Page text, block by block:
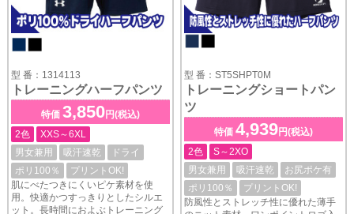
型 番：1314113
トレーニングハーフパンツ
特価 3,850円(税込)
2色
XXS～6XL
男女兼用
吸汗速乾
ドライ
ポリ100％
プリントOK!
肌にべたつきにくいピケ素材を使
用。快適かつすっきりとしたシルエ
ット。長時間におよぶトレーニング
型 番：ST5SHPT0M
トレーニングショートパン
ツ
特価 4,939円(税込)
2色
S～2XO
男女兼用
吸汗速乾
お尻ポケ有
ポリ100％
プリントOK!
防風性とストレッチ性に優れた薄手